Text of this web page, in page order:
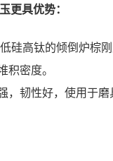
更具优势：
高钛的倾倒炉棕
密度。
韧性好，使用于磨